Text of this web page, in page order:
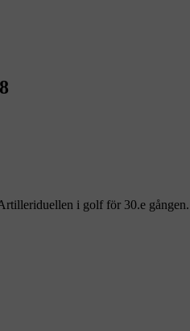
i golf för 30.e gången.